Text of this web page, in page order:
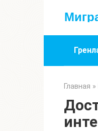
Главная »